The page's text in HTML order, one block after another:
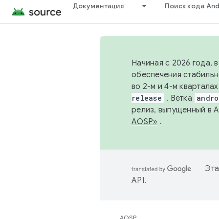
Документация Поиск кода
Начиная с 2026 года,
обеспечения
во 2-м и 4-м
release . Ветка
релиз, выпущенный в
AOSP» .
API.